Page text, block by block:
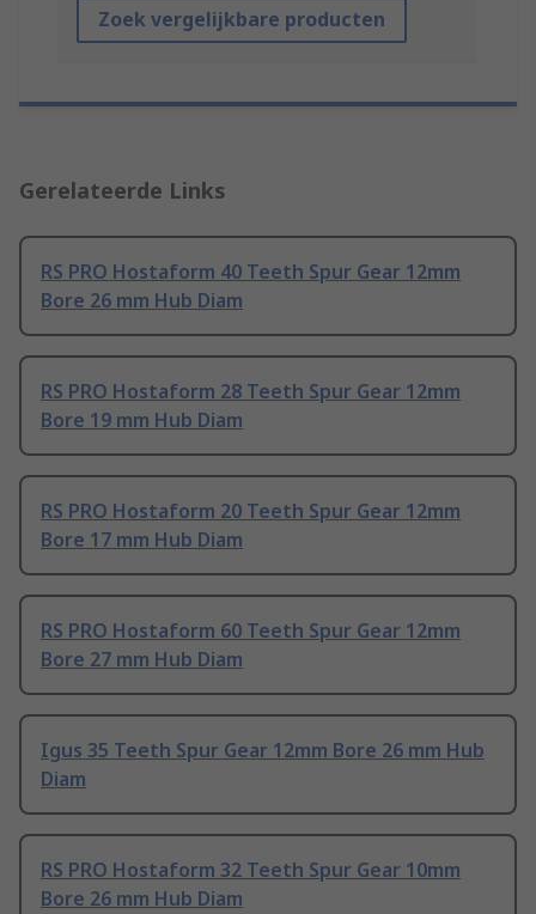
Zoek vergelijkbare producten
Gerelateerde Links
RS PRO Hostaform 40 Teeth Spur Gear 12mm
Bore 26 mm Hub Diam
RS PRO Hostaform 28 Teeth Spur Gear 12mm
Bore 19 mm Hub Diam
RS PRO Hostaform 20 Teeth Spur Gear 12mm
Bore 17 mm Hub Diam
RS PRO Hostaform 60 Teeth Spur Gear 12mm
Bore 27 mm Hub Diam
Igus 35 Teeth Spur Gear 12mm Bore 26 mm Hub
Diam
RS PRO Hostaform 32 Teeth Spur Gear 10mm
Bore 26 mm Hub Diam